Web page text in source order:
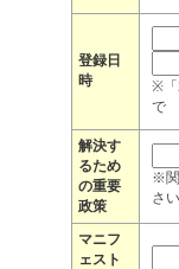
登録日
時
※「
で
解決す
るため
の重要
政策
※関
さい
マニフ
ェスト